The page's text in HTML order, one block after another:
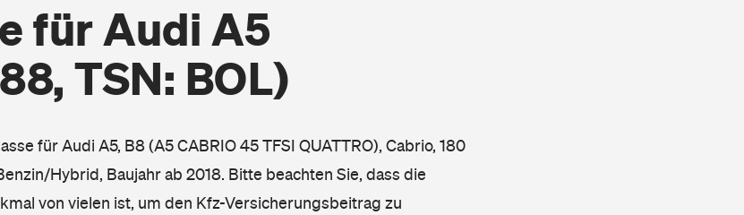
für Audi A5
TSN: BOL)
für Audi A5, B8 (A5 CABRIO 45 TFSI QUATTRO), Cabrio, 180
Hybrid, Baujahr ab 2018. Bitte beachten Sie, dass die
von vielen ist, um den Kfz-Versicherungsbeitrag zu